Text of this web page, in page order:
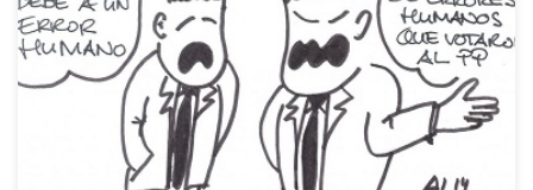
responsables. Ella se tocó la cara, ella mintió, ella ocultó datos.
«Culpable», claman los medios palmeros. Los verdaderos
responsables, Ana Mato como ministra de Sanidad y Mariano Rajoy
como presidente que la nombró, sonríen complacidos. En
realidad, según las últimas encuestas […]